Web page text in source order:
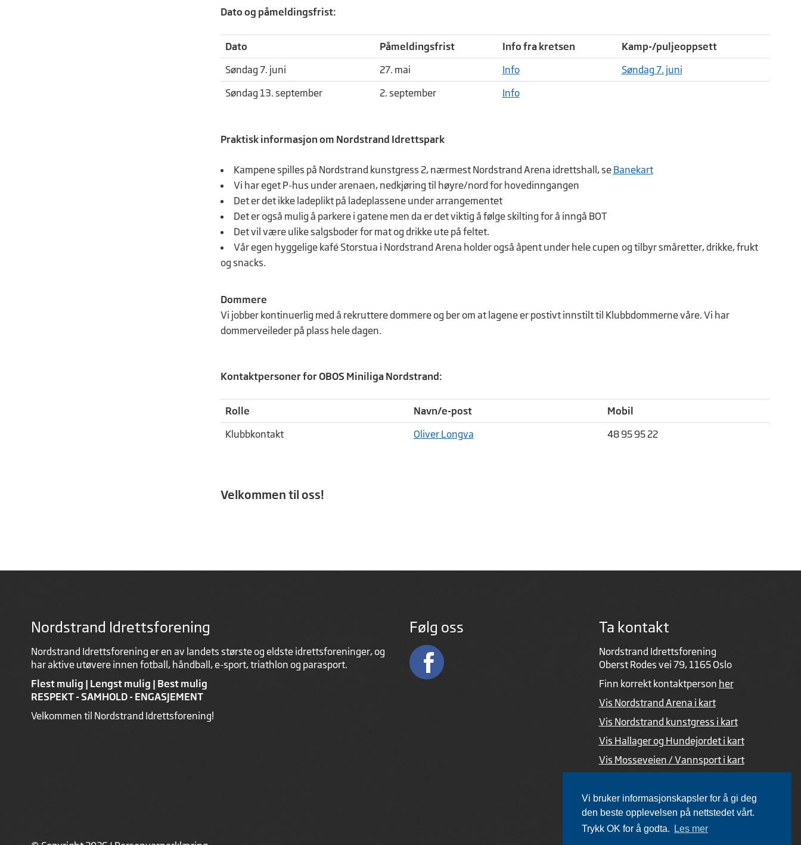
Vi bruker informasjonskapsler for å gi deg
den beste opplevelsen på nettstedet vårt.
Trykk OK for å godta.
Les mer
Dato og påmeldingsfrist:
Dato Påmeldingsfrist Info fra kretsen
Kamp-/puljeoppsett
Søndag 7. juni
27. mai Info
Søndag 7. juni
Søndag 13. september
2. september Info
Praktisk informasjon om Nordstrand Idrettspark
Kampene spilles på Nordstrand kunstgress 2, nærmest Nordstrand Arena idrettshall, se Banekart
Vi har eget P-hus under arenaen, nedkjøring til høyre/nord for hovedinngangen
Det er det ikke ladeplikt på ladeplassene under arrangementet
Det er også mulig å parkere i gatene men da er det viktig å følge skilting for å inngå BOT
Det vil være ulike salgsboder for mat og drikke ute på feltet.
Vår egen hyggelige kafé Storstua i Nordstrand Arena holder også åpent under hele cupen og tilbyr småretter, drikke, frukt
og snacks.
Dommere
Vi jobber kontinuerlig med å rekruttere dommere og ber om at lagene er postivt innstilt til Klubbdommerne våre. Vi har
dommerveileder på plass hele dagen.
Kontaktpersoner for OBOS Miniliga Nordstrand:
Rolle Navn/e-post
Mobil
Klubbkontakt
Oliver Longva 48 95 95 22
Velkommen til oss!
Nordstrand Idrettsforening
Nordstrand Idrettsforening er en av landets største og eldste idrettsforeninger, og
har aktive utøvere innen fotball, håndball, e-sport, triathlon og parasport.
Flest mulig | Lengst mulig | Best mulig
RESPEKT - SAMHOLD - ENGASJEMENT
Velkommen til Nordstrand Idrettsforening!
Følg oss Ta kontakt
Nordstrand Idrettsforening
Oberst Rodes vei 79, 1165 Oslo
Finn korrekt kontaktperson her
Vis Nordstrand Arena i kart
Vis Nordstrand kunstgress i kart
Vis Hallager og Hundejordet i kart
Vis Mosseveien / Vannsport i kart